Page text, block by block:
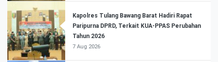
Kapolres Tulang Bawang Barat Hadiri Rapat
Paripurna DPRD, Terkait KUA-PPAS Perubahan
Tahun 2026
7 Aug 2026